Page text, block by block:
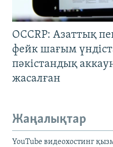
OCCRP: Азаттық
фейк шағым
пәкістандық
жасалған
Жаңалықтар
YouTube видеохостинг